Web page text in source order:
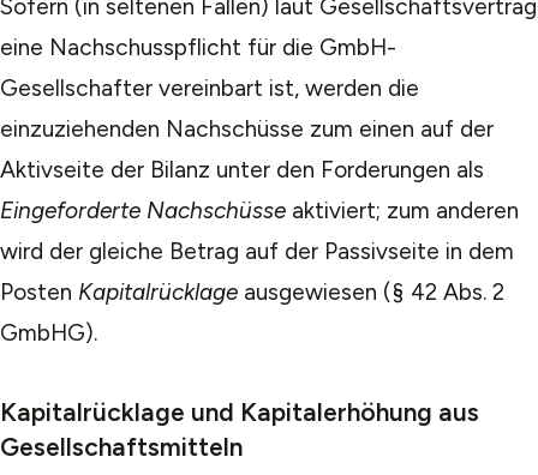
Sofern (in seltenen Fällen) laut Gesellschaftsvertrag
eine Nachschusspflicht für die GmbH-
Gesellschafter vereinbart ist, werden die
einzuziehenden Nachschüsse zum einen auf der
Aktivseite der Bilanz unter den Forderungen als
Eingeforderte Nachschüsse aktiviert; zum anderen
wird der gleiche Betrag auf der Passivseite in dem
Posten Kapitalrücklage ausgewiesen (§ 42 Abs. 2
GmbHG).
Kapitalrücklage und Kapitalerhöhung aus
Gesellschaftsmitteln